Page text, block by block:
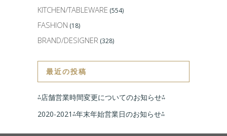
KITCHEN/TABLEWARE (554)
FASHION (18)
BRAND/DESIGNER (328)
最近の投稿
⁂店舗営業時間変更についてのお知らせ⁂
2020-2021⁂年末年始営業日のお知らせ⁂